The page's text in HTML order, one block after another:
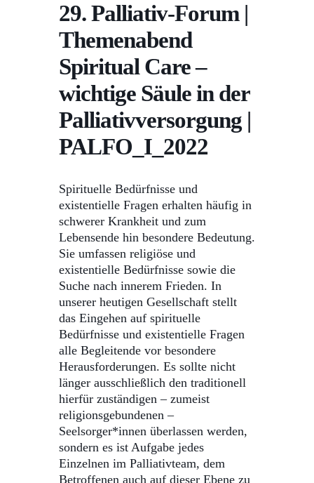
29. Palliativ-Forum |
Themenabend
Spiritual Care –
wichtige Säule in der
Palliativversorgung |
PALFO_I_2022
Spirituelle Bedürfnisse und
existentielle Fragen erhalten häufig in
schwerer Krankheit und zum
Lebensende hin besondere Bedeutung.
Sie umfassen religiöse und
existentielle Bedürfnisse sowie die
Suche nach innerem Frieden. In
unserer heutigen Gesellschaft stellt
das Eingehen auf spirituelle
Bedürfnisse und existentielle Fragen
alle Begleitende vor besondere
Herausforderungen. Es sollte nicht
länger ausschließlich den traditionell
hierfür zuständigen – zumeist
religionsgebundenen –
Seelsorger*innen überlassen werden,
sondern es ist Aufgabe jedes
Einzelnen im Palliativteam, dem
Betroffenen auch auf dieser Ebene zu